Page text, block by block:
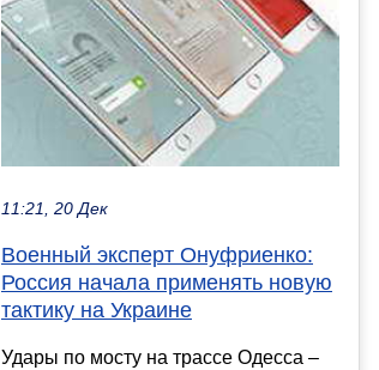
11:21, 20 Дек
Военный эксперт Онуфриенко:
Россия начала применять новую
тактику на Украине
Удары по мосту на трассе Одесса –